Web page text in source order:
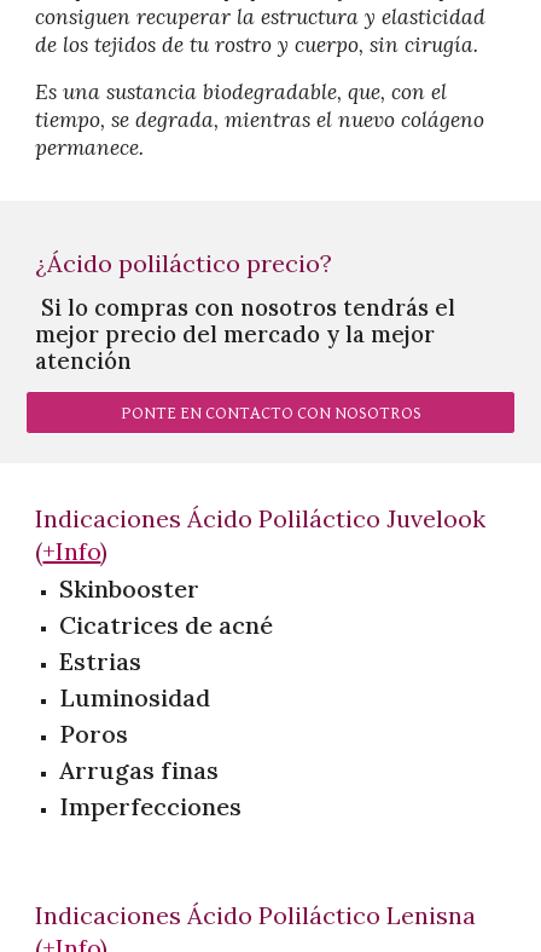
consiguen recuperar la estructura y elasticidad
de los tejidos de tu rostro y cuerpo, sin cirugía.
Es una sustancia biodegradable, que, con el
tiempo, se degrada, mientras el nuevo colágeno
permanece.
¿Ácido poliláctico precio?
Si lo compras con nosotros tendrás el
mejor precio del mercado y la mejor
atención
PONTE EN CONTACTO CON NOSOTROS
Indicaciones Ácido Poliláctico Juvelook
(+Info)
Skinbooster
Cicatrices de acné
Estrias
Luminosidad
Poros
Arrugas finas
Imperfecciones
Indicaciones Ácido PolilácticoLenisna